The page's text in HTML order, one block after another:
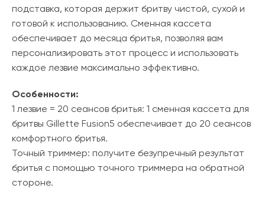
подставка, которая держит бритву чистой, сухой и
готовой к использованию. Сменная кассета
обеспечивает до месяца бритья, позволяя вам
персонализировать этот процесс и использовать
каждое лезвие максимально эффективно.
Особенности:
1 лезвие = 20 сеансов бритья: 1 сменная кассета для
бритвы Gillette Fusion5 обеспечивает до 20 сеансов
комфортного бритья.
Точный триммер: получите безупречный результат
бритья с помощью точного триммера на обратной
стороне.